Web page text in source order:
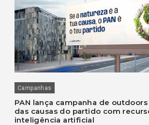
Campanhas
PAN lança campanha de
das causas do partido com
inteligência artificial